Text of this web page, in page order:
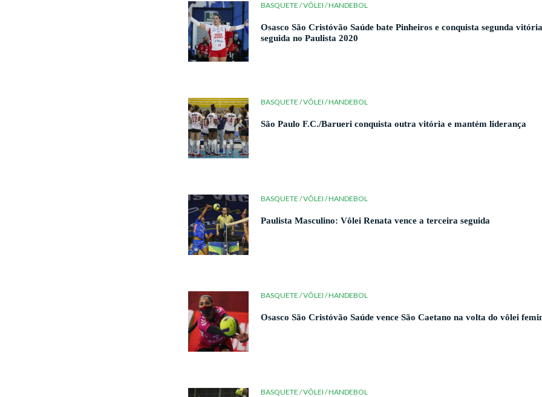
BASQUETE / VÔLEI / HANDEBOL
Osasco São Cristóvão Saúde bate Pinheiros e conquista segunda vitória
seguida no Paulista 2020
BASQUETE / VÔLEI / HANDEBOL
São Paulo F.C./Barueri conquista outra vitória e mantém liderança
BASQUETE / VÔLEI / HANDEBOL
Paulista Masculino: Vôlei Renata vence a terceira seguida
BASQUETE / VÔLEI / HANDEBOL
Osasco São Cristóvão Saúde vence São Caetano na volta do vôlei
BASQUETE / VÔLEI / HANDEBOL